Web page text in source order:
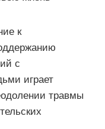
к
с
играет
травмы